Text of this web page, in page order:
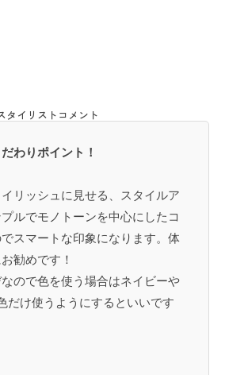
タイリストコメント
わりポイント！
リッシュに見せる、スタイルア
ルでモノトーンを中心にしたコ
スマートな印象になります。体
勧めです！
ので色を使う場合はネイビーや
だけ使うようにするといいです